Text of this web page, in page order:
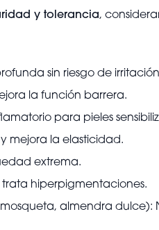
y tolerancia,
sin riesgo de
la función barrera.
para pieles
mejora la elasticidad.
extrema.
hiperpigmentaciones.
almendra dulce):